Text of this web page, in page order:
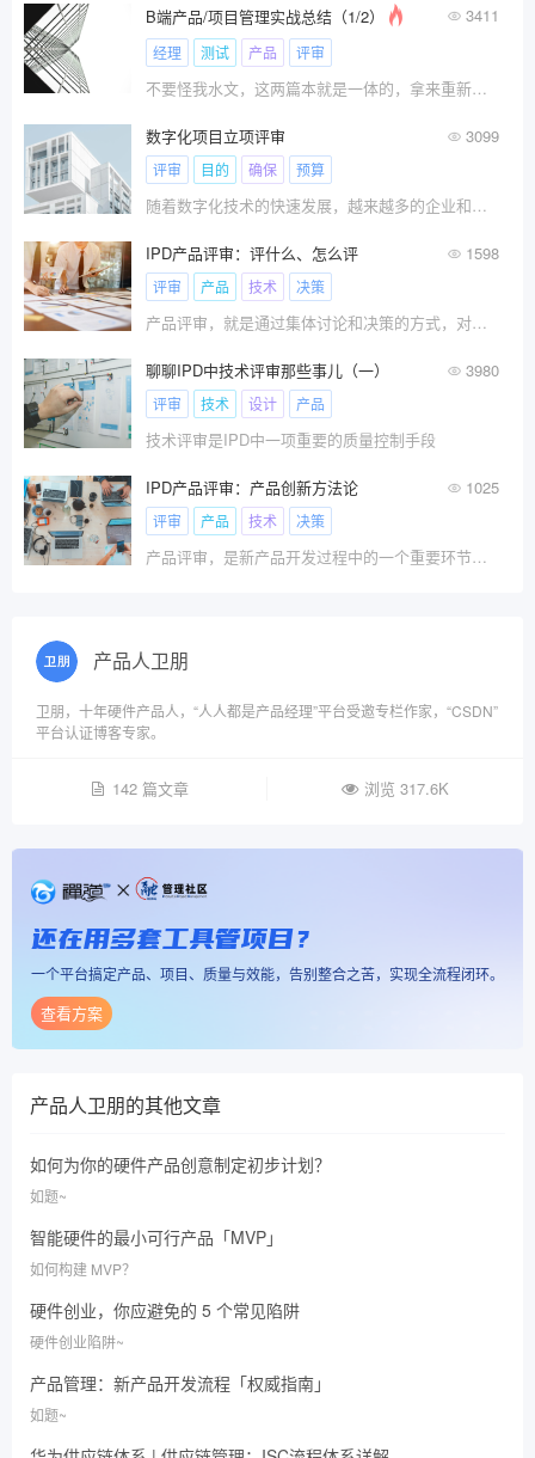
B端产品/项目管理实战总结（1/2） 3411
经理 测试 产品 评审
不要怪我水文，这两篇本就是一体的，拿来重新发一遍。内容概述：\x0d\x0a1、企业产品项目类型\x0d\x0a2、企业产品项目生命周期划分
数字化项目立项评审 3099
评审 目的 确保 预算
随着数字化技术的快速发展，越来越多的企业和组织正在启动各种数字化项目，以提高效率、增强竞争力并驱动创新。数字化项目立项评审是一个重要的管理过程，涉及对拟实施的数字化项目的评估和审批。
IPD产品评审：评什么、怎么评 1598
评审 产品 技术 决策
产品评审，就是通过集体讨论和决策的方式，对产品进行杀伐决策，本质上是一种投资管理行为。\x0d\x0a产品评审，既是一次产品的评审，又是一次员工​的评审。\x0d\x0a本文，将为您详细解读IPD的产品评审，并提供大量培训资料和模版！
聊聊IPD中技术评审那些事儿（一） 3980
评审 技术 设计 产品
技术评审是IPD中一项重要的质量控制手段
IPD产品评审：产品创新方法论 1025
评审 产品 技术 决策
产品评审，是新产品开发过程中的一个重要环节，也是风险管理的一道重要关卡。\x0d\x0a产品评审，既是一次产品的评审，又是一次员工​的评审。\x0d\x0a本文，将为您详细解读IPD的产品评审，并提供大量评审培训资料和模版！
产品人卫朋
卫朋，十年硬件产品人，“人人都是产品经理”平台受邀专栏作家，“CSDN”
平台认证博客专家。
142 篇文章 浏览 317.6K
还在用多套工具管项目？
一个平台搞定产品、项目、质量与效能，告别整合之苦，实现全流程闭环。
查看方案
产品人卫朋的其他文章
如何为你的硬件产品创意制定初步计划？
如题~
智能硬件的最小可行产品「MVP」
如何构建 MVP？
硬件创业，你应避免的 5 个常见陷阱
硬件创业陷阱~
产品管理：新产品开发流程「权威指南」
如题~